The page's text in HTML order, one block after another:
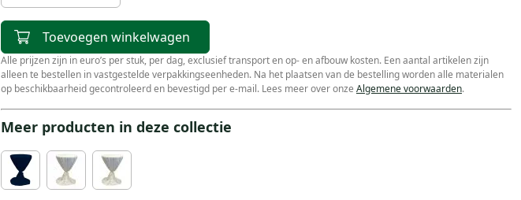
Toevoegen winkelwagen
Alle prijzen zijn in euro’s per stuk, per dag, exclusief transport en op- en afbouw kosten. Een aantal artikelen zijn
alleen te bestellen in vastgestelde verpakkingseenheden. Na het plaatsen van de bestelling worden alle materialen
op beschikbaarheid gecontroleerd en bevestigd per e-mail. Lees meer over onze Algemene voorwaarden.
Meer producten in deze collectie